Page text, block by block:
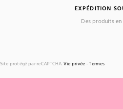
EXPÉDITION
Des produits
Site protégé par reCAPTCHA.Vie privée -Termes